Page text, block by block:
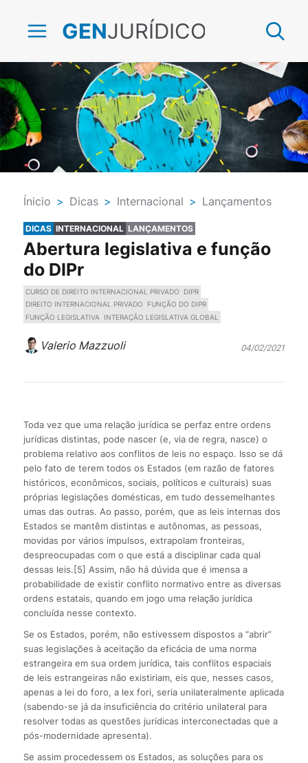
GENJURÍDICO
Ínicio > Dicas > Internacional > Lançamentos
DICAS INTERNACIONAL LANÇAMENTOS
Abertura legislativa e função
do DIPr
CURSO DE DIREITO INTERNACIONAL PRIVADO
DIPR
DIREITO INTERNACIONAL PRIVADO
FUNÇÃO DO DIPR
FUNÇÃO LEGISLATIVA
INTERAÇÃO LEGISLATIVA GLOBAL
Valerio Mazzuoli 04/02/2021
Toda vez que uma relação jurídica se perfaz entre ordens
jurídicas distintas, pode nascer (e, via de regra, nasce) o
problema relativo aos conflitos de leis no espaço. Isso se dá
pelo fato de terem todos os Estados (em razão de fatores
históricos, econômicos, sociais, políticos e culturais) suas
próprias legislações domésticas, em tudo dessemelhantes
umas das outras. Ao passo, porém, que as leis internas dos
Estados se mantêm distintas e autônomas, as pessoas,
movidas por vários impulsos, extrapolam fronteiras,
despreocupadas com o que está a disciplinar cada qual
dessas leis.[5] Assim, não há dúvida que é imensa a
probabilidade de existir conflito normativo entre as diversas
ordens estatais, quando em jogo uma relação jurídica
concluída nesse contexto.
Se os Estados, porém, não estivessem dispostos a “abrir”
suas legislações à aceitação da eficácia de uma norma
estrangeira em sua ordem jurídica, tais conflitos espaciais
de leis estrangeiras não existiriam, eis que, nesses casos,
apenas a lei do foro, a lex fori, seria unilateralmente aplicada
(sabendo-se já da insuficiência do critério unilateral para
resolver todas as questões jurídicas interconectadas que a
pós-modernidade apresenta).
Se assim procedessem os Estados, as soluções para os